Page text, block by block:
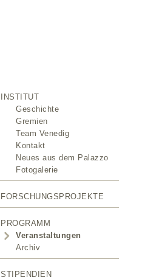
INSTITUT
Geschichte
Gremien
Team Venedig
Kontakt
Neues aus dem Palazzo
Fotogalerie
FORSCHUNGSPROJEKTE
PROGRAMM
Veranstaltungen
Archiv
STIPENDIEN